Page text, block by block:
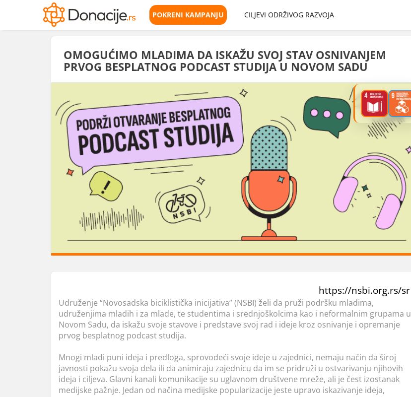
POKRENI KAMPANJU CILJEVI ODRŽIVOG RAZVOJA
OMOGUĆIMO MLADIMA DA ISKAŽU SVOJ STAV OSNIVANJEM
PRVOG BESPLATNOG PODCAST STUDIJA U NOVOM SADU
https://nsbi.org.rs/sr
Udruženje “Novosadska biciklistička inicijativa” (NSBI) želi da pruži podršku mladima,
udruženjima mladih i za mlade, te studentima i srednjoškolcima kao i neformalnim grupama u
Novom Sadu, da iskažu svoje stavove i predstave svoj rad i ideje kroz osnivanje i opremanje
prvog besplatnog podcast studija.
Mnogi mladi puni ideja i predloga, sprovodeći svoje ideje u zajednici, nemaju način da široj
javnosti pokažu svoja dela ili da animiraju zajednicu da im se pridruži u ostvarivanju njihovih
ideja i ciljeva. Glavni kanali komunikacije su uglavnom društvene mreže, ali je čest izostanak
medijske pažnje. Jedan od načina medijske popularizacije jeste upravo iskazivanje ideja,